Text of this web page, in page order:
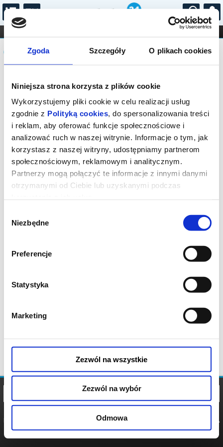
Zgoda Szczegóły O plikach cookies
Niniejsza strona korzysta z plików cookie
Wykorzystujemy pliki cookie w celu realizacji usług
zgodnie z Polityką cookies, do spersonalizowania treści
i reklam, aby oferować funkcje społecznościowe i
analizować ruch w naszej witrynie. Informacje o tym, jak
korzystasz z naszej witryny, udostępniamy partnerom
społecznościowym, reklamowym i analitycznym.
Partnerzy mogą połączyć te informacje z innymi danymi
otrzymanymi od Ciebie lub uzyskanymi podczas
zgody
Niezbędne
Preferencje
Statystyka
Marketing
Zezwól na wszystkie
Zezwól na wybór
Odmowa
...
FILHARMONIA OPERA I BALET
STAND-UP
DLA DZIECI
Komunikat
Sprzedaż on-line została zakończona,
sprawdź dostępność biletów w kasach
instytucji.
POLITYKA
POLITYKA